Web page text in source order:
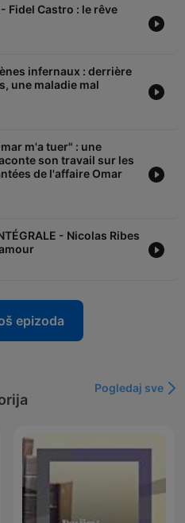
Fidel Castro : le rêve
infernaux : derrière
une maladie mal
m'a tuer" : une
son travail sur les
de l'affaire Omar
- Nicolas Ribes
epizoda
Pogledaj sve